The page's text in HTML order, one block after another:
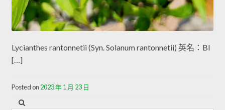
Lycianthes rantonnetii (Syn. Solanum rantonnetii) 英名：Bl
[…]
Posted on 2023 年 1 月 23 日
內容搜尋